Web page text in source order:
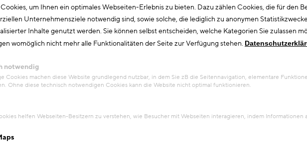
um Ihnen ein optimales Webseiten-Erlebnis zu bieten. Dazu zählen Cookies, die für den
Unternehmensziele notwendig sind, sowie solche, die lediglich zu anonymen
Inhalte genutzt werden. Sie können selbst entscheiden, welche Kategorien Sie zulassen
womöglich nicht mehr alle Funktionalitäten der Seite zur Verfügung stehen.
notwendig
Cookies machen diese Website grundlegend nutzbar, in dem Sie zB die Seitennavigation, elementare
Ohne diese technisch notwendigen Cookies kann die Website nicht optimal funktionieren.
helfen Webseiten-Besitzern zu verstehen, wie Besucher mit Webseiten interagieren, indem Informationen